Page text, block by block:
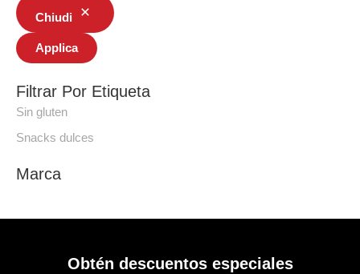
Chiudi
Applica
Filtrar Por Etiqueta
Sin gluten
Snacks dulces
Marca
Obtén descuentos especiales